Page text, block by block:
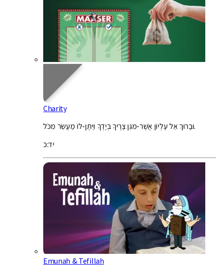
Charity
וּבָרוּךְ אֵל עֶלְיוֹן אֲשֶׁר-מִגֵּן צָרֶיךָ בְּיָדֶךָ וַיִּתֶּן-לוֹ מַעֲשֵׂר מִכֹּל.
יד:כ
Emunah & Tefillah